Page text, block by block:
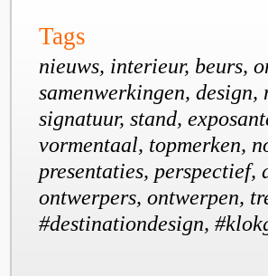
Tags
nieuws, interieur, beurs,
samenwerkingen,
signatuur, stand,
vormentaal, topmerken,
presentaties, perspectief,
ontwerpers, ontwerpen,
#destinationdesign,